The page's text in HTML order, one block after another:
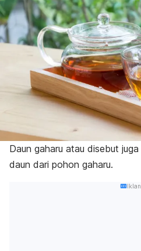
Daun gaharu atau disebut juga
daun dari pohon gaharu.
Iklan